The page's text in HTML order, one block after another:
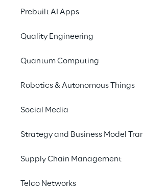
Prebuilt AI Apps
Quality Engineering
Quantum Computing
Robotics & Autonomous Things
Social Media
Strategy and Business Model
Supply Chain Management
Telco Networks